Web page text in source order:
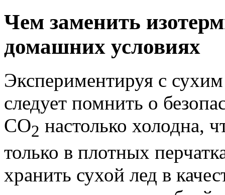
Чем заменить
домашних условиях
Экспериментируя с
следует помнить о
CO2 настолько холодна,
только в плотных
хранить сухой лед в